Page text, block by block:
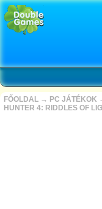
FŐOLDAL → PC JÁTÉKOK
HUNTER 4: RIDDLES OF